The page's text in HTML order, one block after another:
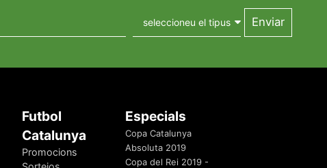
Futbol
Catalunya
Promocions
Especials
Copa Catalunya
Absoluta 2019
Copa del Rei 2019 -